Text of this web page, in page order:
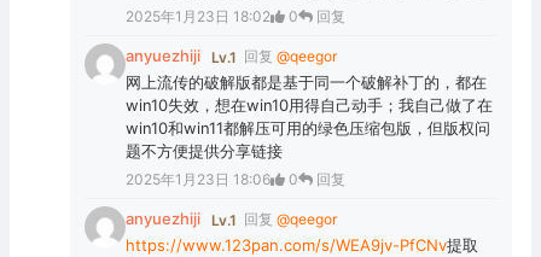
2025年1月23日 18:02 0 回复
anyuezhiji Lv.1 回复 @qeegor
网上流传的破解版都是基于同一个破解补丁的，都在
win10失效，想在win10用得自己动手；我自己做了在
win10和win11都解压可用的绿色压缩包版，但版权问
题不方便提供分享链接
2025年1月23日 18:06 0 回复
anyuezhiji Lv.1 回复 @qeegor
https://www.123pan.com/s/WEA9jv-PfCNv提取